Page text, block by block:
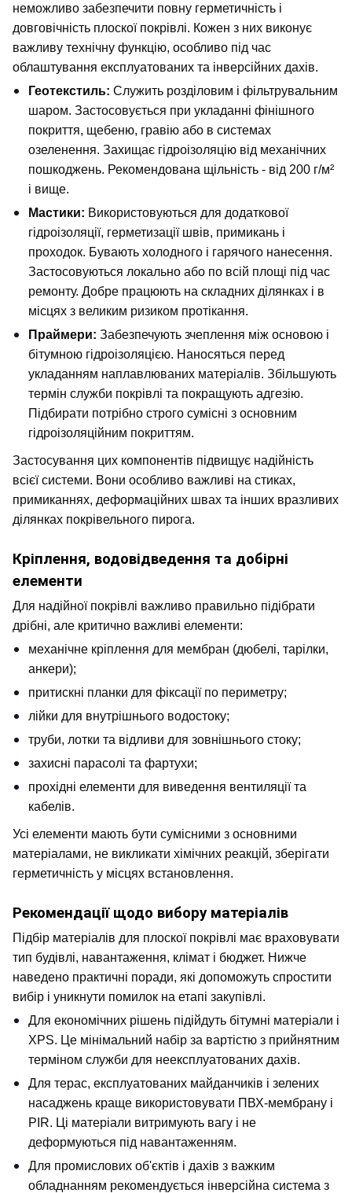
неможливо забезпечити повну герметичність і
довговічність плоскої покрівлі. Кожен з них виконує
важливу технічну функцію, особливо під час
облаштування експлуатованих та інверсійних дахів.
Геотекстиль: Служить розділовим і фільтрувальним
шаром. Застосовується при укладанні фінішного
покриття, щебеню, гравію або в системах
озеленення. Захищає гідроізоляцію від механічних
пошкоджень. Рекомендована щільність - від 200 г/м²
і вище.
Мастики: Використовуються для додаткової
гідроізоляції, герметизації швів, примикань і
проходок. Бувають холодного і гарячого нанесення.
Застосовуються локально або по всій площі під час
ремонту. Добре працюють на складних ділянках і в
місцях з великим ризиком протікання.
Праймери: Забезпечують зчеплення між основою і
бітумною гідроізоляцією. Наносяться перед
укладанням наплавлюваних матеріалів. Збільшують
термін служби покрівлі та покращують адгезію.
Підбирати потрібно строго сумісні з основним
гідроізоляційним покриттям.
Застосування цих компонентів підвищує надійність
всієї системи. Вони особливо важливі на стиках,
примиканнях, деформаційних швах та інших вразливих
ділянках покрівельного пирога.
Кріплення, водовідведення та добірні
елементи
Для надійної покрівлі важливо правильно підібрати
дрібні, але критично важливі елементи:
механічне кріплення для мембран (дюбелі, тарілки,
анкери);
притискні планки для фіксації по периметру;
лійки для внутрішнього водостоку;
труби, лотки та відливи для зовнішнього стоку;
захисні парасолі та фартухи;
прохідні елементи для виведення вентиляції та
кабелів.
Усі елементи мають бути сумісними з основними
матеріалами, не викликати хімічних реакцій, зберігати
герметичність у місцях встановлення.
Рекомендації щодо вибору матеріалів
Підбір матеріалів для плоскої покрівлі має враховувати
тип будівлі, навантаження, клімат і бюджет. Нижче
наведено практичні поради, які допоможуть спростити
вибір і уникнути помилок на етапі закупівлі.
Для економічних рішень підійдуть бітумні матеріали і
XPS. Це мінімальний набір за вартістю з прийнятним
терміном служби для неексплуатованих дахів.
Для терас, експлуатованих майданчиків і зелених
насаджень краще використовувати ПВХ-мембрану і
PIR. Ці матеріали витримують вагу і не
деформуються під навантаженням.
Для промислових об'єктів і дахів з важким
обладнанням рекомендується інверсійна система з